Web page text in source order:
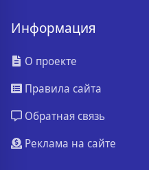
Информация
О проекте
Правила сайта
Обратная связь
Реклама на сайте